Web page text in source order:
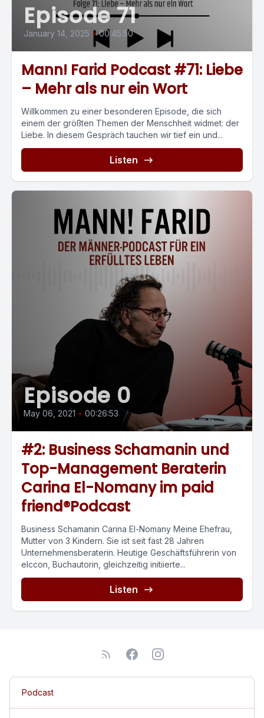
Episode 71
January 14, 2025 • 00:45:50
Mann! Farid Podcast #71: Liebe
– Mehr als nur ein Wort
Willkommen zu einer besonderen Episode, die sich
einem der größten Themen der Menschheit widmet: der
Liebe. In diesem Gespräch tauchen wir tief ein und...
Listen
Episode 0
May 06, 2021 • 00:26:53
#2: Business Schamanin und
Top-Management Beraterin
Carina El-Nomany im paid
friend®Podcast
Business Schamanin Carina El-Nomany Meine Ehefrau,
Mutter von 3 Kindern. Sie ist seit fast 28 Jahren
Unternehmensberaterin. Heutige Geschäftsführerin von
elccon, Buchautorin, gleichzeitig initiierte...
Listen
Podcast